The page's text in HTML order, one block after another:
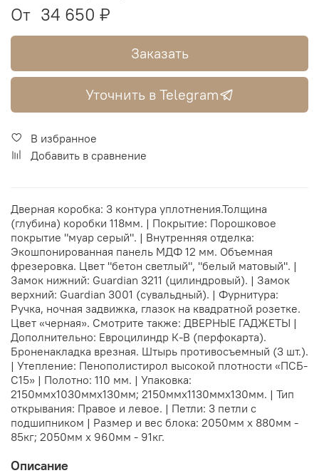
От 34 650 ₽
Заказать
Уточнить в Telegram
В избранное
Добавить в сравнение
Дверная коробка: 3 контура уплотнения.Толщина
(глубина) коробки 118мм. | Покрытие: Порошковое
покрытие "муар серый". | Внутренняя отделка:
Экошпонированная панель МДФ 12 мм. Объемная
фрезеровка. Цвет "бетон светлый", "белый матовый". |
Замок нижний: Guardian 3211 (цилиндровый). | Замок
верхний: Guardian 3001 (сувальдный). | Фурнитура:
Ручка, ночная задвижка, глазок на квадратной розетке.
Цвет «черная». Смотрите также: ДВЕРНЫЕ ГАДЖЕТЫ |
Дополнительно: Евроцилиндр К-В (перфокарта).
Броненакладка врезная. Штырь противосъемный (3 шт.).
| Утепление: Пенополистирол высокой плотности «ПСБ-
С15» | Полотно: 110 мм. | Упаковка:
2150ммх1030ммх130мм; 2150ммх1130ммх130мм. | Тип
открывания: Правое и левое. | Петли: 3 петли с
подшипником | Размер и вес блока: 2050мм х 880мм -
85кг; 2050мм х 960мм - 91кг.
Описание